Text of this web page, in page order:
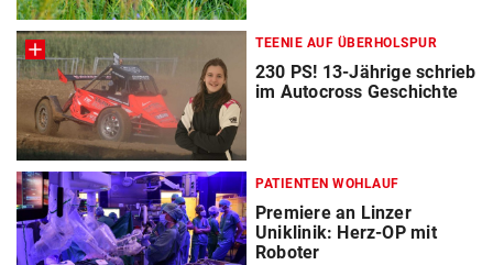
TEENIE AUF ÜBERHOLSPUR
230 PS! 13-Jährige schrieb
im Autocross Geschichte
PATIENTEN WOHLAUF
Premiere an Linzer
Uniklinik: Herz-OP mit
Roboter